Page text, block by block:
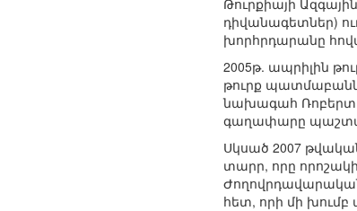
Թուրքիայի
դիվանագետներ)
խորհրդարանը
2005թ. ապրիլին
թուրք
նախագահ Ռոբերտ
գաղափարը
Սկսած 2007
տարր, որը
Ժողովրդավարական
հետ, որի մի